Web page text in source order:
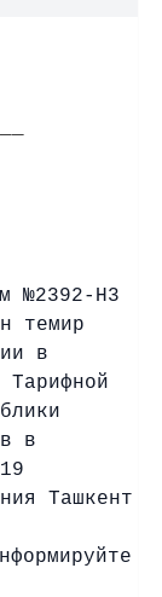
№2392-Н3
темир
в
в
Ташкент